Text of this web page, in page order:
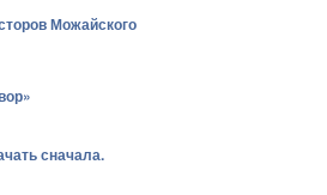
Можайского
сначала.